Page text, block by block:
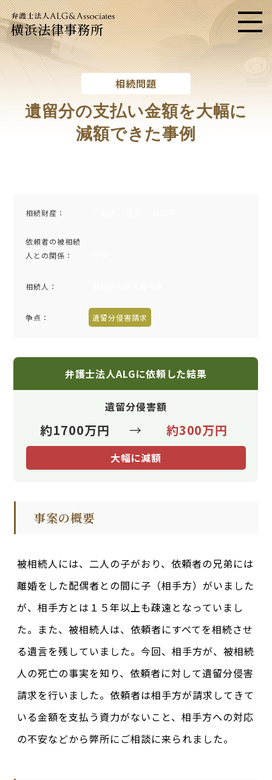
横浜法律事務所 メニ
相続問題
遺留分の支払い金額を大幅に
減額できた事例
相続財産：
依頼者の被相続
人との関係：
相続人：
争点： 遺留分侵害請求
弁護士法人ALGに依頼した結果
遺留分侵害額
約1700万円 → 約300万円
大幅に減額
事案の概要
被相続人には、二人の子がおり、依頼者の兄弟には
離婚をした配偶者との間に子（相手方）がいました
が、相手方とは１５年以上も疎遠となっていまし
た。また、被相続人は、依頼者にすべてを相続させ
る遺言を残していました。今回、相手方が、被相続
人の死亡の事実を知り、依頼者に対して遺留分侵害
請求を行いました。依頼者は相手方が請求してきて
いる金額を支払う資力がないこと、相手方への対応
の不安などから弊所にご相談に来られました。